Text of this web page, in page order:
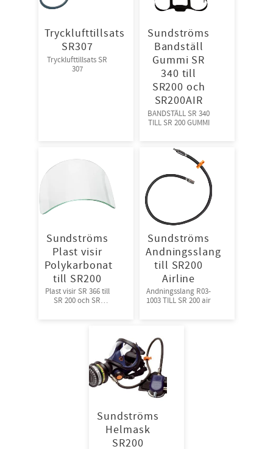
Trycklufttillsats
SR307
Trycklufttillsats SR
307
Sundströms
Bandställ
Gummi SR
340 till
SR200 och
SR200AIR
BANDSTÄLL SR 340
TILL SR 200 GUMMI
Sundströms
Plast visir
Polykarbonat
till SR200
Plast visir SR 366 till
SR 200 och SR
Sundströms
Andningsslang
till SR200
Airline
Andningsslang R03-
1003 TILL SR 200 air
Sundströms
Helmask
SR200